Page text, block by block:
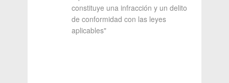
constituye una infracción y un delito
de conformidad con las leyes
aplicables"